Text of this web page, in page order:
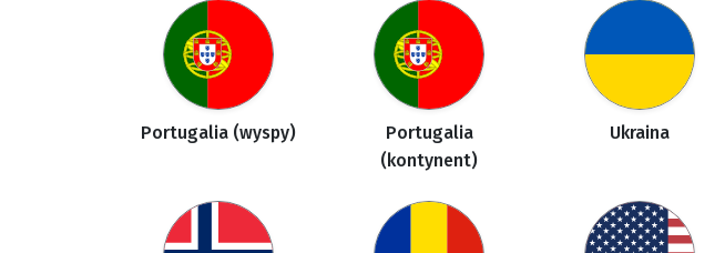
Portugalia (wyspy)
Portugalia
(kontynent)
Ukraina